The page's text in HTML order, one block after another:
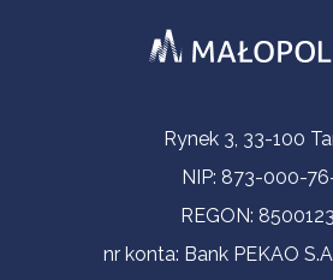
Informacje kontaktowe
Rynek 3, 33-100
NIP: 873-000-
REGON:
nr konta: Bank PEKAO